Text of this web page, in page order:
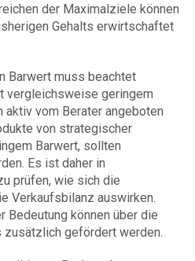
der Maximalziele können
Gehalts erwirtschaftet
Barwert muss beachtet
vergleichsweise geringem
vom Berater angeboten
von strategischer
Barwert, sollten
Es ist daher in
prüfen, wie sich die
Verkaufsbilanz auswirken.
Bedeutung können über die
gefördert werden.